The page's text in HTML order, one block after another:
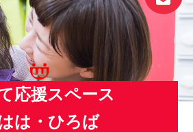
応援スペース
は・ひろば